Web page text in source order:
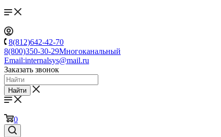
8(812)642-42-70
8(800)350-30-29Многоканальный
Email:internalsys@mail.ru
Заказать звонок
Найти
0